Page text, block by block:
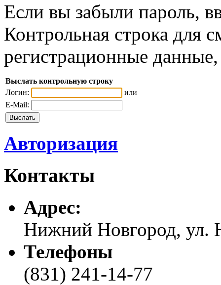
Если вы забыли пароль,
Контрольная строка для
регистрационные
Выслать контрольную строку
Логин:
или
E-Mail:
Авторизация
Контакты
Адреc:
Нижний Новгород, ул.
Телефоны
(831) 241-14-77